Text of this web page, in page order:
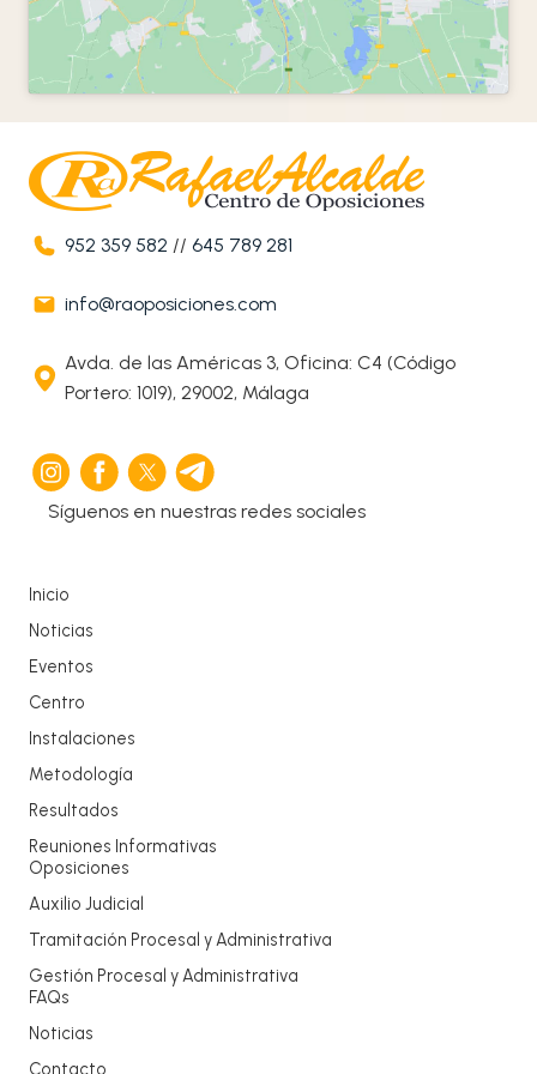
952 359 582 //645 789 281
info@raoposiciones.com
Avda. de las Américas 3, Oficina: C4 (Código
Portero: 1019), 29002, Málaga
Síguenos en nuestras redes sociales
Inicio
Noticias
Eventos
Centro
Instalaciones
Metodología
Resultados
Reuniones Informativas
Oposiciones
Auxilio Judicial
Tramitación Procesal y Administrativa
Gestión Procesal y Administrativa
FAQs
Noticias